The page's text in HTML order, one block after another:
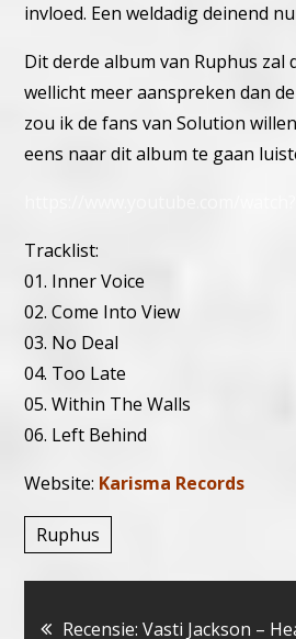
invloed. Een weldadig deinend
Dit derde album van Ruphus zal
wellicht meer aanspreken dan
zou ik de fans van Solution
eens naar dit album te gaan
Tracklist:
01. Inner Voice
02. Come Into View
03. No Deal
04. Too Late
05. Within The Walls
06. Left Behind
Website: Karisma Records
Ruphus
Bericht
Recensie: Vasti Jackson –